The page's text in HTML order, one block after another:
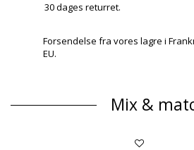
30 dages returret.
Forsendelse fra vores lagre i
EU.
Mix &